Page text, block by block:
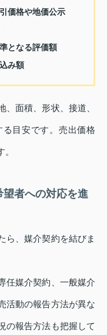
価格や地価公示
となる評価額
み額
面積、形状、接道、
目安です。売出価格
者への対応を進
ら、媒介契約を結びま
任媒介契約、一般媒介
活動の報告方法が異な
の報告方法も把握して